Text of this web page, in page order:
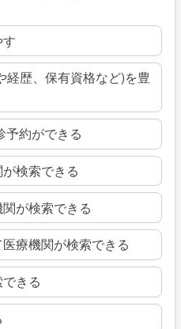
経歴、保有資格など)を豊
予約ができる
検索できる
が検索できる
療機関が検索できる
きる